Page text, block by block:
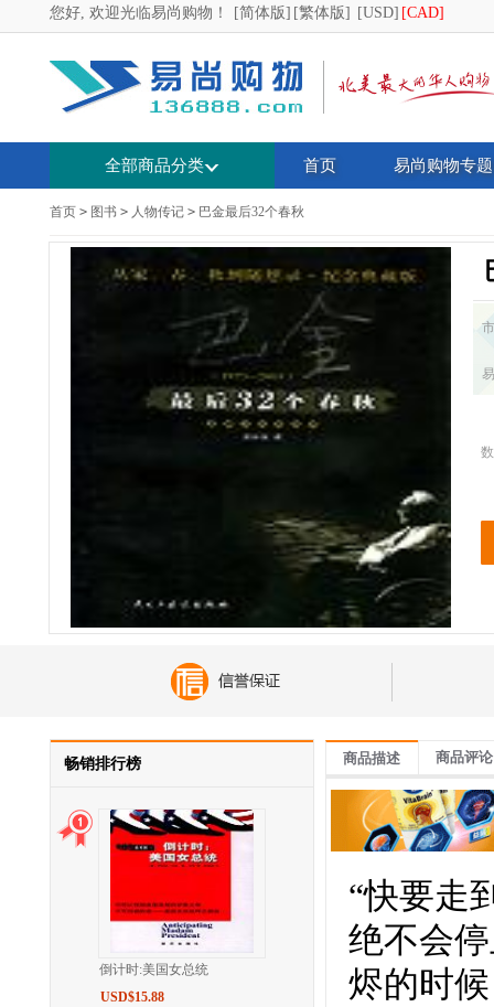
您好, 欢迎光临易尚购物！ [简体版] [繁体版] [USD] [CAD]
全部商品分类 首页 易尚购物专题
首页 > 图书 > 人物传记 > 巴金最后32个春秋
畅销排行榜
倒计时:美国女总统
USD$15.88
商品描述 商品评论
“快要走
绝不会
烬的时